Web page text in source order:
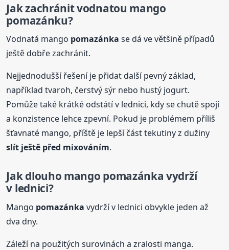
Jak zachránit vodnatou mango
pomazánku?
Vodnatá mango pomazánka se dá ve většině případů
ještě dobře zachránit.
Nejjednodušší řešení je přidat další pevný základ,
například tvaroh, čerstvý sýr nebo hustý jogurt.
Pomůže také krátké odstátí v lednici, kdy se chutě spojí
a konzistence lehce zpevní. Pokud je problémem příliš
šťavnaté mango, příště je lepší část tekutiny z dužiny
slít ještě před mixováním.
Jak dlouho mango pomazánka vydrží
v lednici?
Mango pomazánka vydrží v lednici obvykle jeden až
dva dny.
Záleží na použitých surovinách a zralosti manga.